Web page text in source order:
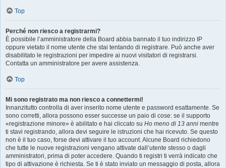
Top
Perché non riesco a registrarmi?
È possibile l’amministratore della Board abbia bannato il tuo indirizzo IP
oppure vietato il nome utente che stai tentando di registrare. Può anche aver
disabilitato le registrazioni per impedire ai nuovi visitatori di registrarsi.
Contatta un amministratore per avere assistenza.
Top
Mi sono registrato ma non riesco a connettermi!
Innanzitutto controlla di aver inserito nome utente e password esattamente. Se
sono corretti, allora possono esser successe un paio di cose: se il supporto
«registrazione minore» è abilitato e hai cliccato su Ho meno di 13 anni mentre
ti stavi registrando, allora devi seguire le istruzioni che hai ricevuto. Se questo
non è il tuo caso, forse devi attivare il tuo account. Alcune Board richiedono
che tutte le nuove registrazioni vengano attivate dall’utente stesso o dagli
amministratori, prima di poter accedere. Quando ti registri ti verrà indicato che
tipo di attivazione è richiesta. Se ti è stato inviato un messaggio di posta, allora